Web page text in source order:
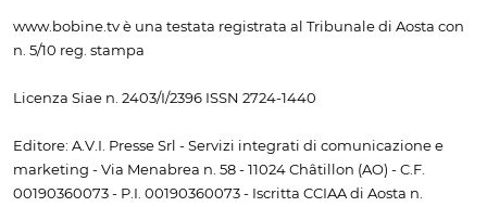
www.bobine.tv è una testata registrata al Tribunale di Aosta con
n. 5/10 reg. stampa
Licenza Siae n. 2403/I/2396 ISSN 2724-1440
Editore: A.V.I. Presse Srl - Servizi integrati di comunicazione e
marketing - Via Menabrea n. 58 - 11024 Châtillon (AO) - C.F.
00190360073 - P.I. 00190360073 - Iscritta CCIAA di Aosta n.